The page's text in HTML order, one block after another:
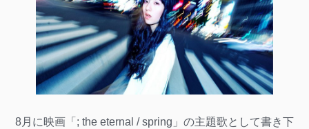
8月に映画「; the eternal / spring」の主題歌として書き下